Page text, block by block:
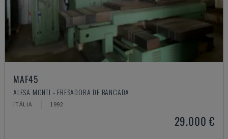
MAF45
ALESA MONTI - FRESADORA DE BANCADA
ITÁLIA 1992
29.000 €